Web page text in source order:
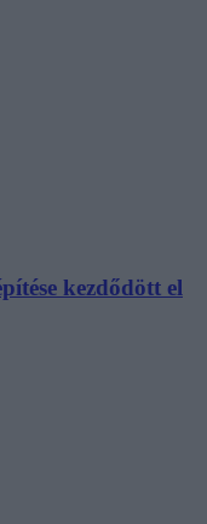
kezdődött el